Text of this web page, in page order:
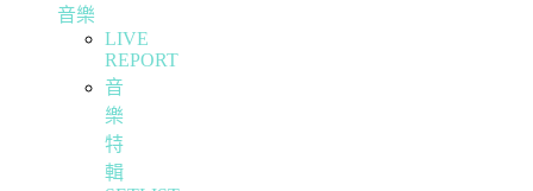
音樂
LIVE
REPORT
音
樂
特
輯